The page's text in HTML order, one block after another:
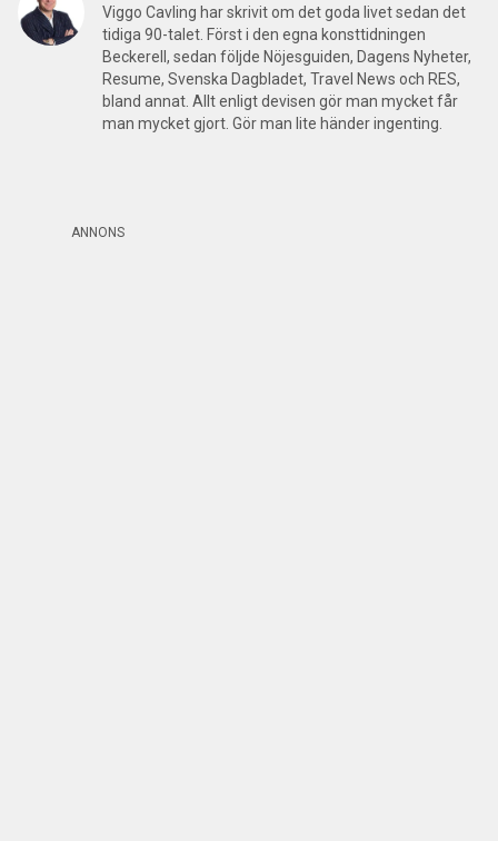
Viggo Cavling har skrivit om det goda livet sedan det
tidiga 90-talet. Först i den egna konsttidningen
Beckerell, sedan följde Nöjesguiden, Dagens Nyheter,
Resume, Svenska Dagbladet, Travel News och RES,
bland annat. Allt enligt devisen gör man mycket får
man mycket gjort. Gör man lite händer ingenting.
ANNONS